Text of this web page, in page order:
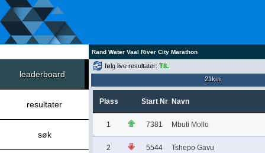
Rand Water Vaal River City Marathon
leaderboard
resultater
søk
følg live resultater: TIL
21km
Plass Start Nr Navn
1 7381 Mbuti Mollo
2 5544 Tshepo Gavu